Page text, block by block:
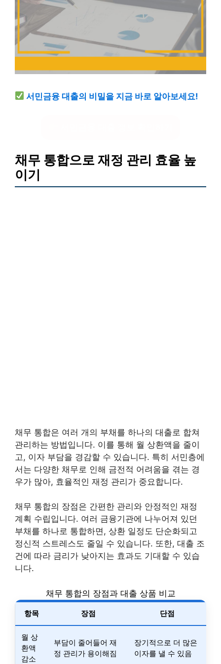
서민금융 대출의 비밀을 지금 바로 알아보세요!
채무 통합으로 재정 관리 효율 높
이기
채무 통합은 여러 개의 부채를 하나의 대출로 합쳐
관리하는 방법입니다. 이를 통해 월 상환액을 줄이
고, 이자 부담을 경감할 수 있습니다. 특히 서민층에
서는 다양한 채무로 인해 금전적 어려움을 겪는 경
우가 많아, 효율적인 재정 관리가 중요합니다.
채무 통합의 장점은 간편한 관리와 안정적인 재정
계획 수립입니다. 여러 금융기관에 나누어져 있던
부채를 하나로 통합하면, 상환 일정도 단순화되고
정신적 스트레스도 줄일 수 있습니다. 또한, 대출 조
건에 따라 금리가 낮아지는 효과도 기대할 수 있습
니다.
채무 통합의 장점과 대출 상품 비교
항목 장점 단점
월 상
환액
감소
부담이 줄어들어 재
정 관리가 용이해짐
장기적으로 더 많은
이자를 낼 수 있음